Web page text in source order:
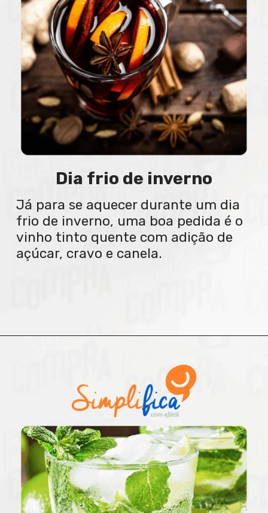
Dia frio de inverno
Já para se aquecer durante um dia
frio de inverno, uma boa pedida é o
vinho tinto quente com adição de
açúcar, cravo e canela.